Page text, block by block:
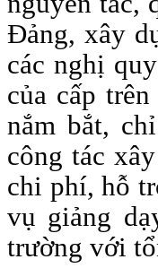
Đảng, xây
các nghị
của cấp
nắm bắt,
công tác
chi phí, hỗ
vụ giảng
trường với